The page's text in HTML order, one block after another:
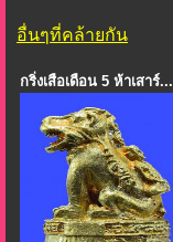
อื่นๆที่คล้ายกัน
กริ่งเสือเดือน 5 ห้าเสาร์...